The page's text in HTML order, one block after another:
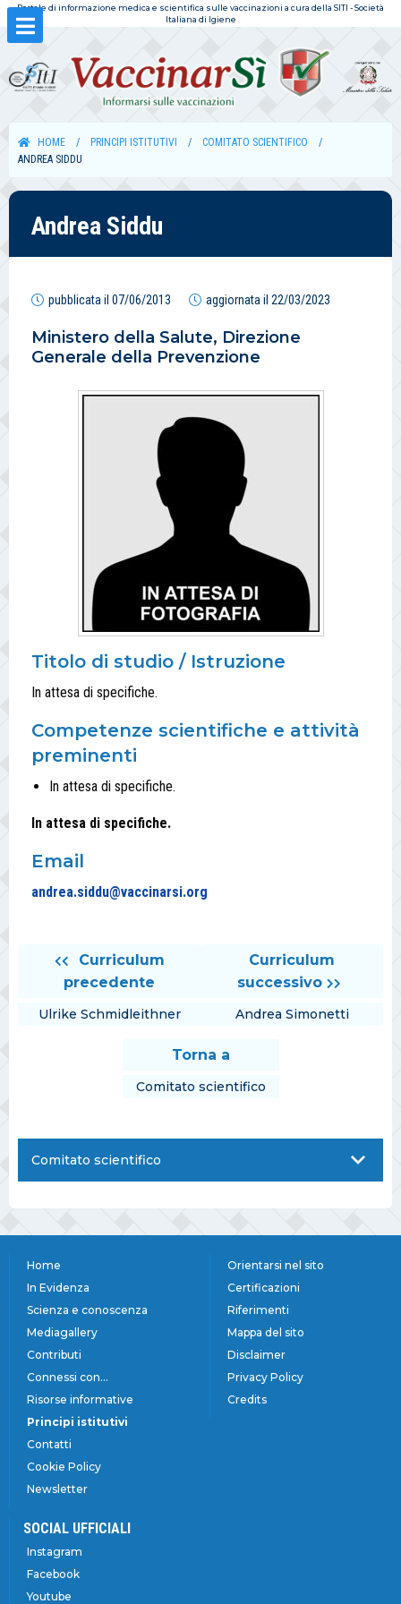
Portale di informazione medica e scientifica sulle vaccinazioni a cura della SITI - Società
Italiana di Igiene
HOME PRINCIPI ISTITUTIVI
COMITATO SCIENTIFICO
ANDREA SIDDU
Andrea Siddu
pubblicata il 07/06/2013 aggiornata il 22/03/2023
Ministero della Salute, Direzione
Generale della Prevenzione
Titolo di studio / Istruzione
In attesa di specifiche.
Competenze scientifiche e attività
preminenti
In attesa di specifiche.
In attesa di specifiche.
Email
andrea.siddu@vaccinarsi.org
Curriculum
precedente
Ulrike Schmidleithner
Curriculum
successivo
Andrea Simonetti
Torna a
Comitato scientifico
Comitato scientifico
Home
In Evidenza
Scienza e conoscenza
Mediagallery
Contributi
Connessi con...
Risorse informative
Principi istitutivi
Contatti
Cookie Policy
Newsletter
Orientarsi nel sito
Certificazioni
Riferimenti
Mappa del sito
Disclaimer
Privacy Policy
Credits
SOCIAL UFFICIALI
Instagram
Facebook
Youtube